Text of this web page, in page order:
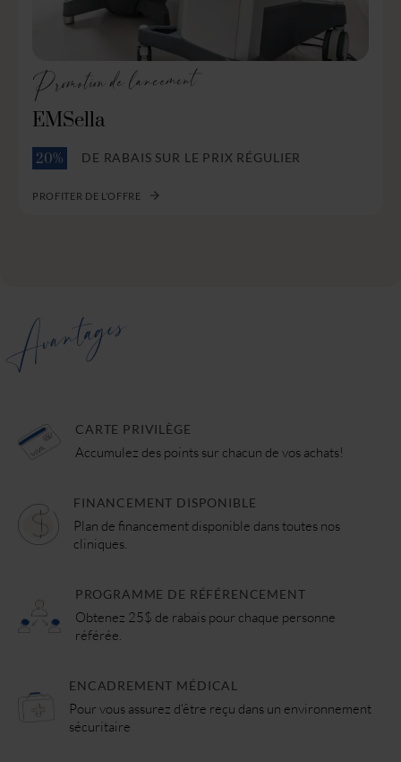
Promotion de lancement
EMSella
20% DE RABAIS SUR LE PRIX RÉGULIER
PROFITER DE L’OFFRE
CARTE PRIVILÈGE
Accumulez des points sur chacun de vos achats!
FINANCEMENT DISPONIBLE
Plan de financement disponible dans toutes nos
cliniques.
PROGRAMME DE RÉFÉRENCEMENT
Obtenez 25$ de rabais pour chaque personne
référée.
ENCADREMENT MÉDICAL
Pour vous assurez d'être reçu dans un environnement
sécuritaire